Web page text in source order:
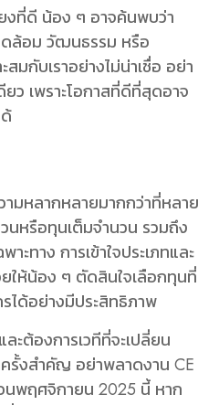
งที่ดี น้อง ๆ อาจค้นพบว่า
ดล้อม วัฒนธรรม หรือ
สมกับเราอย่างไม่น่าเชื่อ อย่า
ว เพราะโอกาสที่ดีที่สุดอาจ
ามหลากหลายมากกว่าที่หลาย
นหรือทุนเต็มจำนวน รวมถึง
ะทาง การเข้าใจประเภทและ
ให้น้อง ๆ ตัดสินใจเลือกทุนที่
ได้อย่างมีประสิทธิภาพ
ะต้องการเวทีที่จะเปลี่ยน
ครั้งสำคัญ อย่าพลาดงาน CE
นพฤศจิกายน 2025 นี้ หาก